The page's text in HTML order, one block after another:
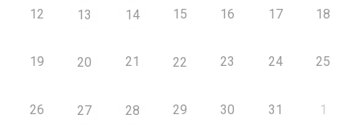
12 13 14 15 16 17 18
19 20 21 22 23 24 25
26 27 28 29 30 31 1